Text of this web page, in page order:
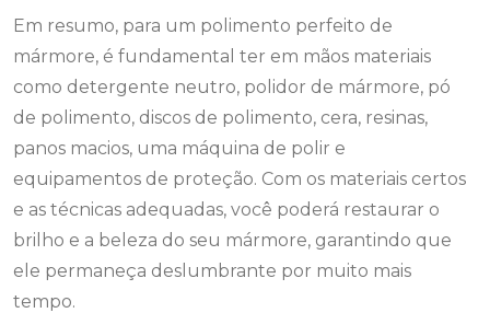
Em resumo, para um polimento perfeito de
mármore, é fundamental ter em mãos materiais
como detergente neutro, polidor de mármore, pó
de polimento, discos de polimento, cera, resinas,
panos macios, uma máquina de polir e
equipamentos de proteção. Com os materiais certos
e as técnicas adequadas, você poderá restaurar o
brilho e a beleza do seu mármore, garantindo que
ele permaneça deslumbrante por muito mais
tempo.